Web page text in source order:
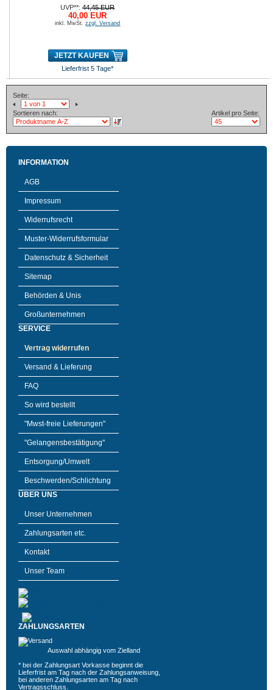
UVP**:44,45 EUR
40,00 EUR
inkl. MwSt.zzgl. Versand
JETZT KAUFEN
Lieferfrist 5 Tage*
Seite:
Sortieren nach: Artikel pro Seite:
INFORMATION
AGB
Impressum
Widerrufsrecht
Muster-Widerrufsformular
Datenschutz & Sicherheit
Sitemap
Behörden & Unis
Großunternehmen
SERVICE
Vertrag widerrufen
Versand & Lieferung
FAQ
So wird bestellt
"Mwst-freie Lieferungen"
"Gelangensbestätigung"
Entsorgung/Umwelt
Beschwerden/Schlichtung
ÜBER UNS
Unser Unternehmen
Zahlungsarten etc.
Kontakt
Unser Team
ZAHLUNGSARTEN
Auswahl abhängig vom Zielland
* bei der Zahlungsart Vorkasse beginnt die
Lieferfrist am Tag nach der Zahlungsanweisung,
bei anderen Zahlungsarten am Tag nach
Vertragsschluss.